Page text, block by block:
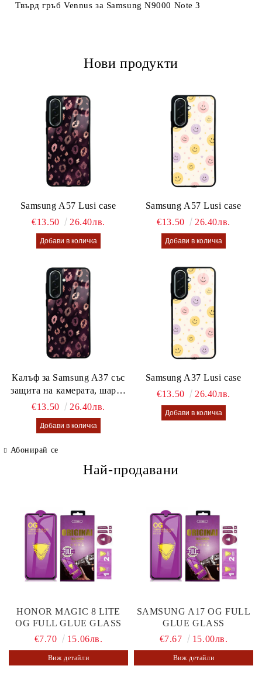
Твърд гръб Vennus за Samsung N9000 Note 3
Нови продукти
Samsung A57 Lusi case
€13.50
26.40лв.
Samsung A57 Lusi case
€13.50
26.40лв.
Калъф за Samsung A37 със
защита на камерата, шарен
калъф Lusi case
€13.50 26.40лв.
Samsung A37 Lusi case
€13.50
26.40лв.
Абонирай се
Най-продавани
HONOR MAGIC 8 LITE
OG FULL GLUE GLASS
€7.70
15.06лв.
Виж детайли
SAMSUNG A17 OG FULL
GLUE GLASS
€7.67
15.00лв.
Виж детайли